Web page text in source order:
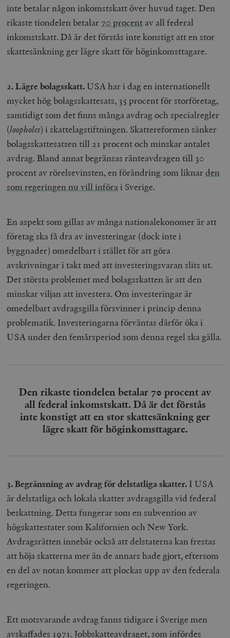
inte betalar någon inkomstskatt över huvud taget. Den
rikaste tiondelen betalar 70 procent av all federal
inkomstskatt. Då är det förstås inte konstigt att en stor
skattesänkning ger lägre skatt för höginkomsttagare.
2. Lägre bolagsskatt.USA har i dag en internationellt
mycket hög bolagsskattesats, 35 procent för storföretag,
samtidigt som det finns många avdrag och specialregler
(loopholes) i skattelagstiftningen. Skattereformen sänker
bolagsskattesatsen till 21 procent och minskar antalet
avdrag. Bland annat begränsas ränteavdragen till 30
procent av rörelsevinsten, en förändring som liknarden
som regeringen nu vill införa i Sverige.
En aspekt som gillas av många nationalekonomer är att
företag ska få dra av investeringar (dock inte i
byggnader) omedelbart i stället för att göra
avskrivningar i takt med att investeringsvaran slits ut.
Det största problemet med bolagsskatten är att den
minskar viljan att investera. Om investeringar är
omedelbart avdragsgilla försvinner i princip denna
problematik. Investeringarna förväntas därför öka i
USA under den femårsperiod som denna regel ska gälla.
Den rikaste tiondelen betalar 70 procent av
all federal inkomstskatt. Då är det förstås
inte konstigt att en stor skattesänkning ger
lägre skatt för höginkomsttagare.
3. Begränsning av avdrag för delstatliga skatter. I USA
är delstatliga och lokala skatter avdragsgilla vid federal
beskattning. Detta fungerar som en subvention av
högskattestater som Kalifornien och New York.
Avdragsrätten innebär också att delstaterna kan frestas
att höja skatterna mer än de annars hade gjort, eftersom
en del av notan kommer att plockas upp av den federala
regeringen.
Ett motsvarande avdrag fanns tidigare i Sverige men
avskaffades 1971. Jobbskatteavdraget, som infördes